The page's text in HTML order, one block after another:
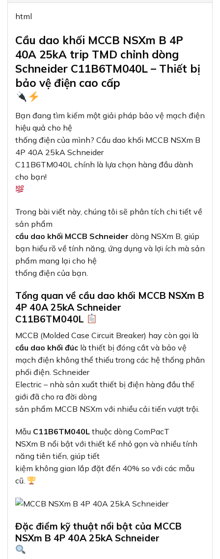
html
Cầu dao khối MCCB NSXm B 4P
40A 25kA trip TMD chỉnh dòng
Schneider C11B6TM040L – Thiết bị
bảo vệ điện cao cấp
Bạn đang tìm kiếm một giải pháp bảo vệ mạch điện
hiệu quả cho hệ
thống điện của mình? Cầu dao khối MCCB NSXm B
4P 40A 25kA Schneider
C11B6TM040L chính là lựa chọn hàng đầu dành
cho bạn!
Trong bài viết này, chúng tôi sẽ phân tích chi tiết về
sản phẩm
cầu dao khối MCCB Schneider dòng NSXm B, giúp
bạn hiểu rõ về tính năng, ứng dụng và lợi ích mà sản
phẩm mang lại cho hệ
thống điện của bạn.
Tổng quan về cầu dao khối MCCB NSXm B
4P 40A 25kA Schneider
C11B6TM040L
MCCB (Molded Case Circuit Breaker) hay còn gọi là
cầu dao khối đúc là thiết bị đóng cắt và bảo vệ
mạch điện không thể thiếu trong các hệ thống phân
phối điện. Schneider
Electric – nhà sản xuất thiết bị điện hàng đầu thế
giới đã cho ra đời dòng
sản phẩm MCCB NSXm với nhiều cải tiến vượt trội.
Mẫu C11B6TM040L thuộc dòng ComPacT
NSXm B nổi bật với thiết kế nhỏ gọn và nhiều tính
năng tiên tiến, giúp tiết
kiệm không gian lắp đặt đến 40% so với các mẫu
cũ.
Đặc điểm kỹ thuật nổi bật của MCCB
NSXm B 4P 40A 25kA Schneider